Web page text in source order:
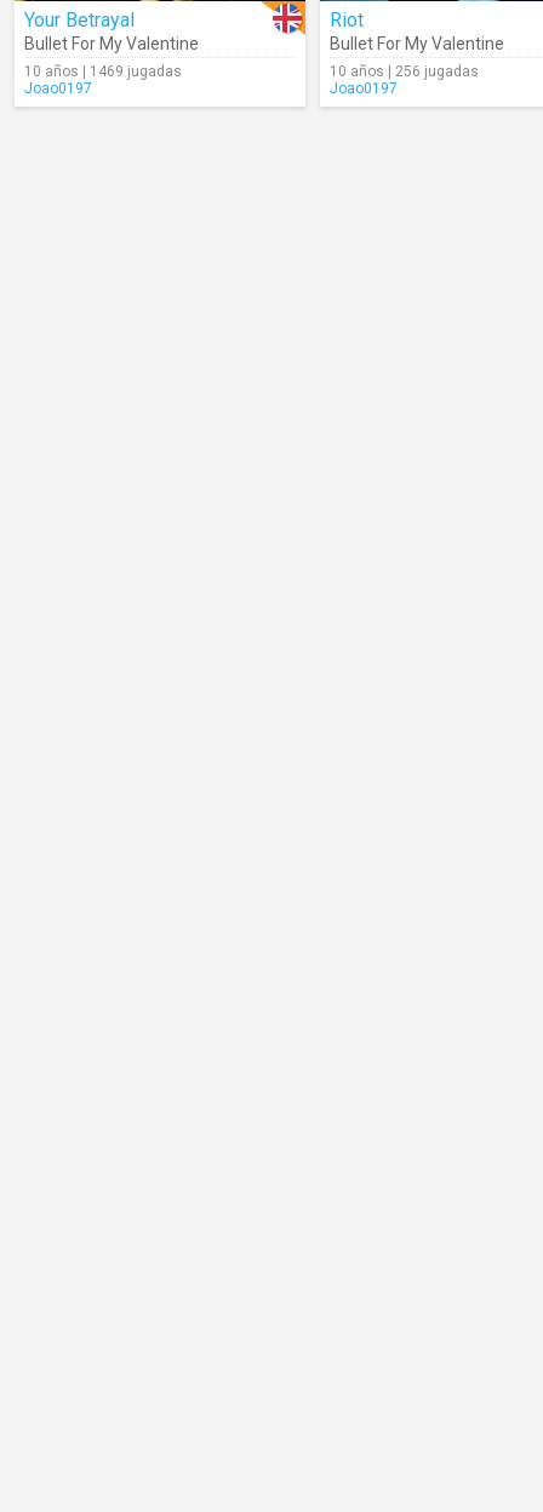
Your Betrayal
Bullet For My Valentine
10 años | 1469 jugadas
Joao0197
Riot
Bullet For My Valentine
10 años | 256 jugadas
Joao0197